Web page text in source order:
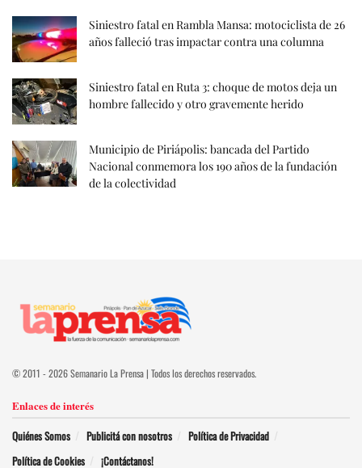
Siniestro fatal en Rambla Mansa: motociclista de 26
años falleció tras impactar contra una columna
Siniestro fatal en Ruta 3: choque de motos deja un
hombre fallecido y otro gravemente herido
Municipio de Piriápolis: bancada del Partido
Nacional conmemora los 190 años de la fundación
de la colectividad
© 2011 - 2026 Semanario La Prensa | Todos los derechos reservados.
Enlaces de interés
Quiénes Somos Publicitá con nosotros
Política de Privacidad
Política de Cookies
¡Contáctanos!